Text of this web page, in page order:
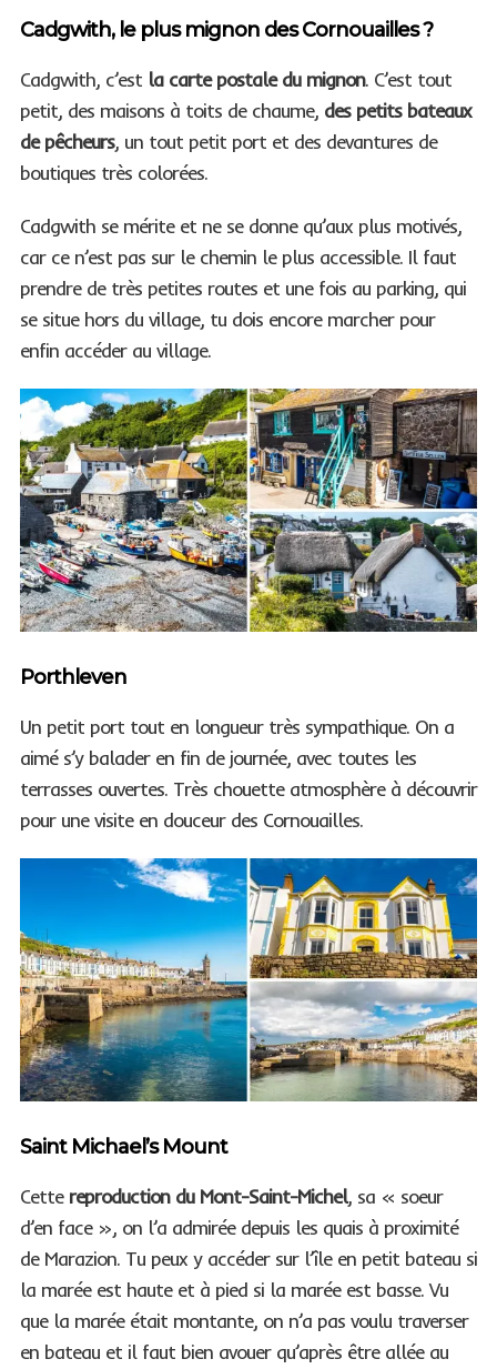
Cadgwith, le plus mignon des Cornouailles ?
Cadgwith, c’est la carte postale du mignon. C’est tout
petit, des maisons à toits de chaume, des petits bateaux
de pêcheurs, un tout petit port et des devantures de
boutiques très colorées.
Cadgwith se mérite et ne se donne qu’aux plus motivés,
car ce n’est pas sur le chemin le plus accessible. Il faut
prendre de très petites routes et une fois au parking, qui
se situe hors du village, tu dois encore marcher pour
enfin accéder au village.
Porthleven
Un petit port tout en longueur très sympathique. On a
aimé s’y balader en fin de journée, avec toutes les
terrasses ouvertes. Très chouette atmosphère à découvrir
pour une visite en douceur des Cornouailles.
Saint Michael’s Mount
Cette reproduction du Mont-Saint-Michel, sa « soeur
d’en face », on l’a admirée depuis les quais à proximité
de Marazion. Tu peux y accéder sur l’île en petit bateau si
la marée est haute et à pied si la marée est basse. Vu
que la marée était montante, on n’a pas voulu traverser
en bateau et il faut bien avouer qu’après être allée au